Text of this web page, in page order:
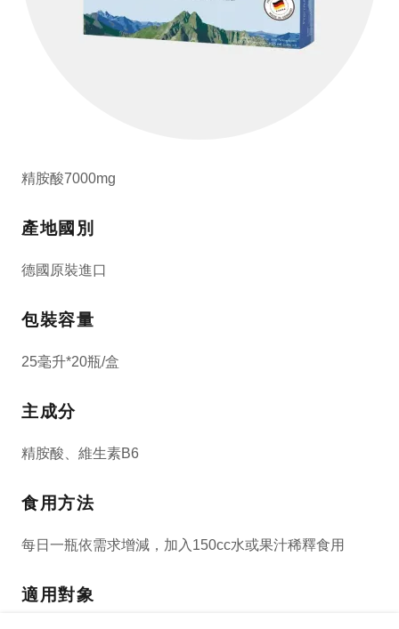
精胺酸7000mg
產地國別
德國原裝進口
包裝容量
25毫升*20瓶/盒
主成分
精胺酸、維生素B6
食用方法
每日一瓶依需求增減，加入150cc水或果汁稀釋食用
適用對象